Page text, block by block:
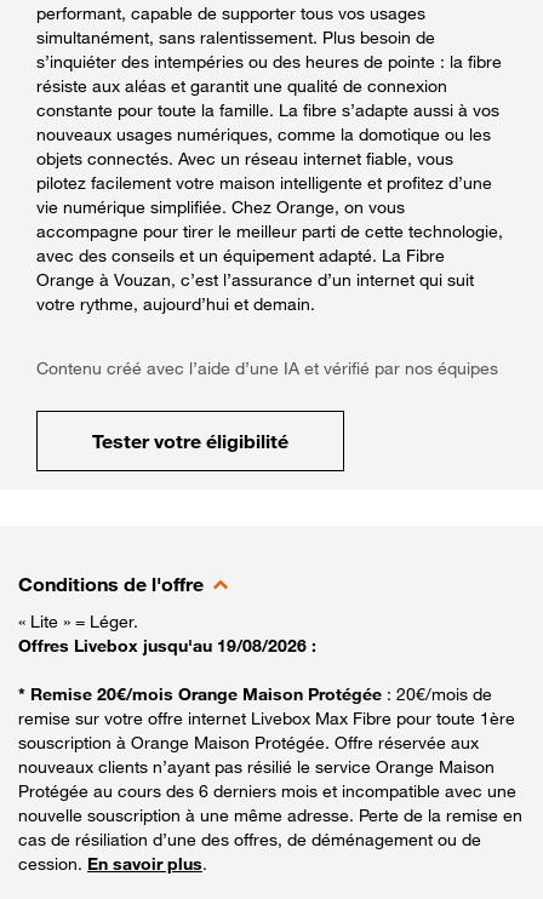
performant, capable de supporter tous vos usages
simultanément, sans ralentissement. Plus besoin de
s’inquiéter des intempéries ou des heures de pointe : la fibre
résiste aux aléas et garantit une qualité de connexion
constante pour toute la famille. La fibre s’adapte aussi à vos
nouveaux usages numériques, comme la domotique ou les
objets connectés. Avec un réseau internet fiable, vous
pilotez facilement votre maison intelligente et profitez d’une
vie numérique simplifiée. Chez Orange, on vous
accompagne pour tirer le meilleur parti de cette technologie,
avec des conseils et un équipement adapté. La Fibre
Orange à Vouzan, c’est l’assurance d’un internet qui suit
votre rythme, aujourd’hui et demain.
Contenu créé avec l’aide d’une IA et vérifié par nos équipes
Tester votre éligibilité
Conditions de l'offre
« Lite » = Léger.
Offres Livebox jusqu'au 19/08/2026 :
* Remise 20€/mois Orange Maison Protégée : 20€/mois de
remise sur votre offre internet Livebox Max Fibre pour toute 1ère
souscription à Orange Maison Protégée. Offre réservée aux
nouveaux clients n’ayant pas résilié le service Orange Maison
Protégée au cours des 6 derniers mois et incompatible avec une
nouvelle souscription à une même adresse. Perte de la remise en
cas de résiliation d’une des offres, de déménagement ou de
cession. En savoir plus.